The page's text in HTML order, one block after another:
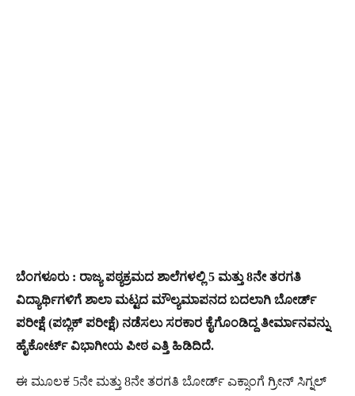
ಬೆಂಗಳೂರು : ರಾಜ್ಯ ಪಠ್ಯಕ್ರಮದ ಶಾಲೆಗಳಲ್ಲಿ 5 ಮತ್ತು 8ನೇ ತರಗತಿ
ವಿದ್ಯಾರ್ಥಿಗಳಿಗೆ ಶಾಲಾ ಮಟ್ಟದ ಮೌಲ್ಯಮಾಪನದ ಬದಲಾಗಿ ಬೋರ್ಡ್‌
ಪರೀಕ್ಷೆ (ಪಬ್ಲಿಕ್ ಪರೀಕ್ಷೆ) ನಡೆಸಲು ಸರಕಾರ ಕೈಗೊಂಡಿದ್ದ ತೀರ್ಮಾನವನ್ನು
ಹೈಕೋರ್ಟ್‌ ವಿಭಾಗೀಯ ಪೀಠ ಎತ್ತಿ ಹಿಡಿದಿದೆ.
ಈ ಮೂಲಕ 5ನೇ ಮತ್ತು 8ನೇ ತರಗತಿ ಬೋರ್ಡ್‌ ಎಕ್ಸಾಂಗೆ ಗ್ರೀನ್‌ ಸಿಗ್ನಲ್‌